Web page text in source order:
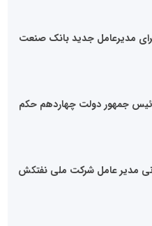
مدیرعامل جدید بانک صنعت
رئیس جمهور دولت چهاردهم حکم
مدیر عامل شرکت ملی نفتکش